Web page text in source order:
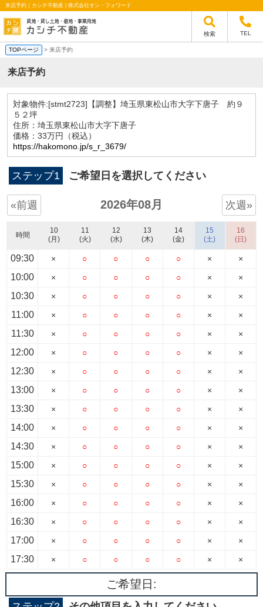
来店予約｜カシチ不動産 | 株式会社オン・フォワード
検索 TEL
TOPページ > 来店予約
来店予約
対象物件:[stmt2723]【調整】埼玉県東松山市大字下唐子 約９
５２坪
住所：埼玉県東松山市大字下唐子
価格：33万円（税込）
https://hakomono.jp/s_r_3679/
ステップ1 ご希望日を選択してください
«前週 2026年08月 次週»
時間
09:30
10:00
10:30
11:00
11:30
12:00
12:30
13:00
13:30
14:00
14:30
15:00
15:30
16:00
16:30
17:00
17:30
10
(月)
×
×
×
×
×
×
×
×
×
×
×
×
×
×
×
×
×
11
(火)
○
○
○
○
○
○
○
○
○
○
○
○
○
○
○
○
○
12
(水)
○
○
○
○
○
○
○
○
○
○
○
○
○
○
○
○
○
13
(木)
○
○
○
○
○
○
○
○
○
○
○
○
○
○
○
○
○
14
(金)
○
○
○
○
○
○
○
○
○
○
○
○
○
○
○
○
○
15
(土)
×
×
×
×
×
×
×
×
×
×
×
×
×
×
×
×
×
16
(日)
×
×
×
×
×
×
×
×
×
×
×
×
×
×
×
×
×
ご希望日: